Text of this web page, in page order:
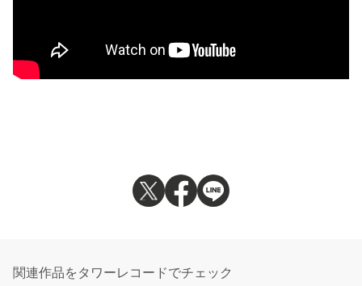
関連作品をタワーレコードでチェック